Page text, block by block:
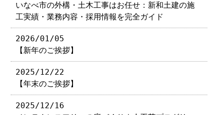
いなべ市の外構・土木工事はお任せ：新和土建の施
工実績・業務内容・採用情報を完全ガイド
2026/01/05
【新年のご挨拶】
2025/12/22
【年末のご挨拶】
2025/12/16